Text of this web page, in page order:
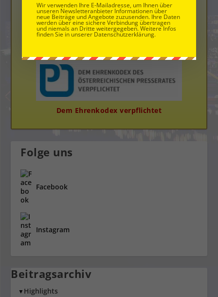
Dem Ehrenkodex verpflichtet
Folge uns
Facebook
Instagram
Beitragsarchiv
▼ Highlights
Wir verwenden Ihre E-Mailadresse, um Ihnen über
unseren Newsletteranbieter Informationen über
neue Beiträge und Angebote zuzusenden. Ihre Daten
werden über eine sichere Verbindung übertragen
und niemals an Dritte weitergegeben. Weitere Infos
finden Sie in unserer Datenschutzerklärung.